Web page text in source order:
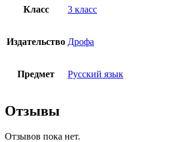
Класс 3 класс
Издательство Дрофа
Предмет Русский язык
Отзывы
Отзывов пока нет.